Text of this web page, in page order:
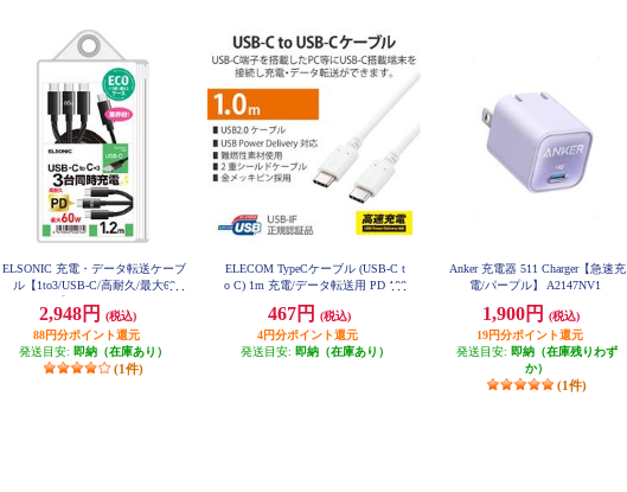
ELSONIC 充電・データ転送ケーブ
ル【1to3/USB-C/高耐久/最大60
2,948円
(税込)
88円分ポイント還元
発送目安: 即納（在庫あり）
(1件)
ELECOM TypeCケーブル (USB-C t
o C) 1m 充電/データ転送用 PD 100
ホワイト U2C-CC5PC10NWH
467円
(税込)
4円分ポイント還元
発送目安: 即納（在庫あり）
Anker 充電器 511 Charger【急速充
電/パープル】 A2147NV1
1,900円
(税込)
19円分ポイント還元
発送目安: 即納（在庫残りわず
か）
(1件)